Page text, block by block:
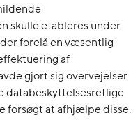
skulle etableres under
forelå en væsentlig
af
gjort sig overvejelser
databeskyttelsesretlige
forsøgt at afhjælpe disse.